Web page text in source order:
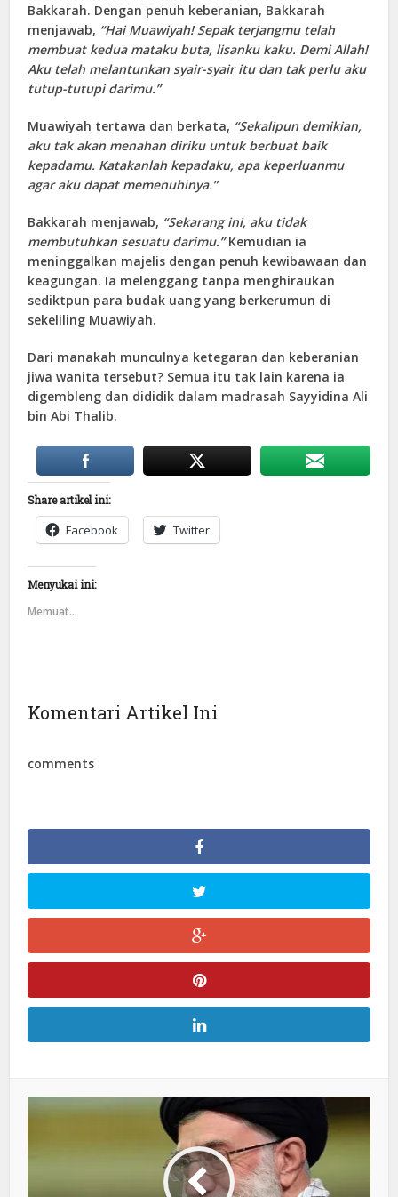
Bakkarah. Dengan penuh keberanian, Bakkarah
menjawab, “Hai Muawiyah! Sepak terjangmu telah
membuat kedua mataku buta, lisanku kaku. Demi Allah!
Aku telah melantunkan syair-syair itu dan tak perlu aku
tutup-tutupi darimu.”
Muawiyah tertawa dan berkata, “Sekalipun demikian,
aku tak akan menahan diriku untuk berbuat baik
kepadamu. Katakanlah kepadaku, apa keperluanmu
agar aku dapat memenuhinya.”
Bakkarah menjawab, “Sekarang ini, aku tidak
membutuhkan sesuatu darimu.”Kemudian ia
meninggalkan majelis dengan penuh kewibawaan dan
keagungan. Ia melenggang tanpa menghiraukan
sediktpun para budak uang yang berkerumun di
sekeliling Muawiyah.
Dari manakah munculnya ketegaran dan keberanian
jiwa wanita tersebut? Semua itu tak lain karena ia
digembleng dan dididik dalam madrasah Sayyidina Ali
bin Abi Thalib.
Share artikel ini:
Facebook Twitter
Menyukai ini:
Memuat...
Komentari Artikel Ini
comments